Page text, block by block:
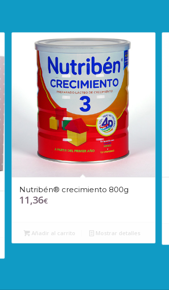
Nutribén® crecimiento 800g
11,36€
Añadir al carrito Mostrar detalles